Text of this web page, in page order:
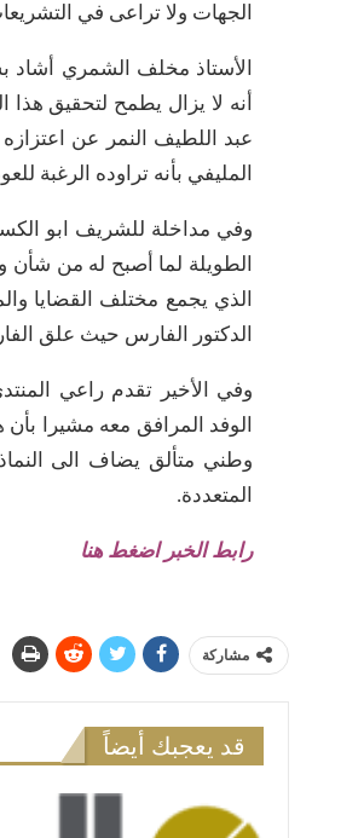
الجهات ولا تراعى في
الأستاذ مخلف الشمري
أنه لا يزال يطمح لتحقيق
عبد اللطيف النمر عن
المليفي بأنه تراوده الرغبة
وفي مداخلة للشريف ابو
الطويلة لما أصبح له من شأن
الذي يجمع مختلف القضايا
الدكتور الفارس حيث علق
وفي الأخير تقدم راعي
الوفد المرافق معه مشيرا بأن
وطني متألق يضاف الى
المتعددة.
رابط الخبر اضغط هنا
مشاركة
قد يعجبك أيضاً